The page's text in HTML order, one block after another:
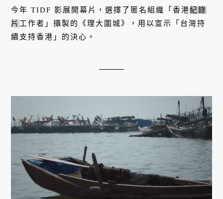
今年 TIDF 影展開幕片，選擇了匿名組織「香港紀錄
片 工作者」攝製的《理大圍城》，用以宣示「台灣持
續支持香港」的決心。